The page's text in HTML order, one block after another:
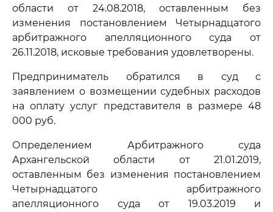
области от 24.08.2018, оставленным без
изменения постановлением Четырнадцатого
арбитражного апелляционного суда от
26.11.2018, исковые требования удовлетворены.
Предприниматель обратился в суд с
заявлением о возмещении судебных расходов
на оплату услуг представителя в размере 48
000 руб.
Определением Арбитражного суда
Архангельской области от 21.01.2019,
оставленным без изменения постановлением
Четырнадцатого арбитражного
апелляционного суда от 19.03.2019 и